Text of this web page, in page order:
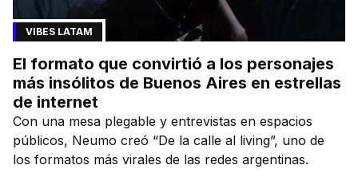
VIBES LATAM
El formato que convirtió a los personajes
más insólitos de Buenos Aires en estrellas
de internet
Con una mesa plegable y entrevistas en espacios
públicos, Neumo creó “De la calle al living”, uno de
los formatos más virales de las redes argentinas.